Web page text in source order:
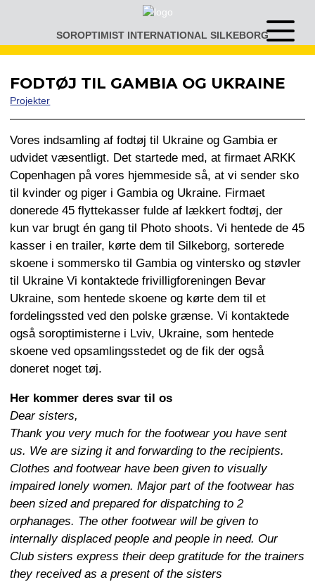
SOROPTIMIST INTERNATIONAL SILKEBORGÅben
eller
luk
FODTØJ TIL GAMBIA OG UKRAINE
Projekter
Vores indsamling af fodtøj til Ukraine og Gambia er
udvidet væsentligt. Det startede med, at firmaet ARKK
Copenhagen på vores hjemmeside så, at vi sender sko
til kvinder og piger i Gambia og Ukraine. Firmaet
donerede 45 flyttekasser fulde af lækkert fodtøj, der
kun var brugt én gang til Photo shoots. Vi hentede de 45
kasser i en trailer, kørte dem til Silkeborg, sorterede
skoene i sommersko til Gambia og vintersko og støvler
til Ukraine Vi kontaktede frivilligforeningen Bevar
Ukraine, som hentede skoene og kørte dem til et
fordelingssted ved den polske grænse. Vi kontaktede
også soroptimisterne i Lviv, Ukraine, som hentede
skoene ved opsamlingsstedet og de fik der også
doneret noget tøj.
Her kommer deres svar til os
Dear sisters,
Thank you very much for the footwear you have sent
us. We are sizing it and forwarding to the recipients.
Clothes and footwear have been given to visually
impaired lonely women. Major part of the footwear has
been sized and prepared for dispatching to 2
orphanages. The other footwear will be given to
internally displaced people and people in need. Our
Club sisters express their deep gratitude for thetrainers
they received as a present of the sisters